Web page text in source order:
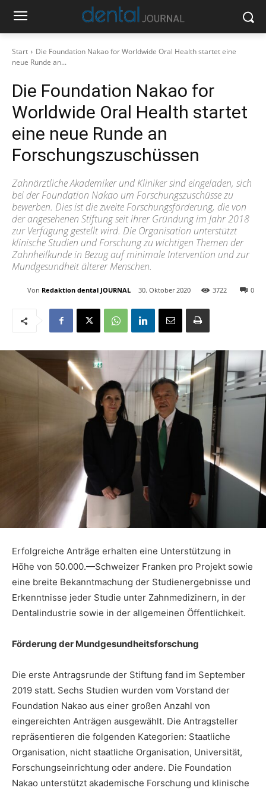
Start
Die Foundation Nakao for Worldwide Oral Health startet eine
neue Runde an...
Die Foundation Nakao for
Worldwide Oral Health startet
eine neue Runde an
Forschungszuschüssen
Zahnärztliche Akademiker und Kliniker sind eingeladen, sich
bei der Foundation Nakao um Forschungszuschüsse zu
bewerben. Dies ist die zweite Forschungsförderung, die von
der angesehenen Stiftung seit ihrer Gründung im Jahr 2018
zur Verfügung gestellt wird. Die Organisation unterstützt
klinische Studien und Forschung zu wichtigen Themen der
Zahnheilkunde in Bezug auf minimale Intervention und zur
Mundgesundheit älterer Menschen.
Von Redaktion dental JOURNAL 30. Oktober 2020 0
3722
Erfolgreiche Anträge erhalten eine Unterstützung in
Höhe von 50.000.—Schweizer Franken pro Projekt sowie
eine breite Bekanntmachung der Studienergebnisse und
Erkenntnisse jeder Studie unter Zahnmedizinern, in der
Dentalindustrie sowie in der allgemeinen Öffentlichkeit.
Förderung der Mundgesundheitsforschung
Die erste Antragsrunde der Stiftung fand im September
2019 statt. Sechs Studien wurden vom Vorstand der
Foundation Nakao aus einer großen Anzahl von
eingereichten Anträgen ausgewählt. Die Antragsteller
repräsentieren die folgenden Kategorien: Staatliche
Organisation, nicht staatliche Organisation, Universität,
Forschungseinrichtung oder andere. Die Foundation
Nakao unterstützt akademische Forschung und klinische